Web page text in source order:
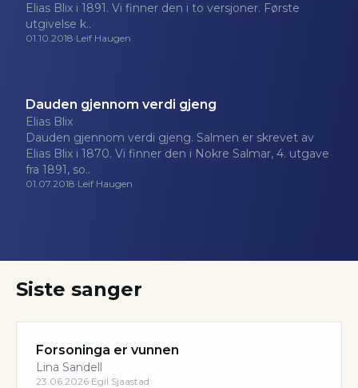
Elias Blix i 1891. Vi finner den i to versjoner. Første
utgivelse k..
01.10.2018·Leif Haugen
Dauden gjennom verdi gjeng
Elias Blix
Dauden gjennom verdi gjeng. Salmen er skrevet av
Elias Blix i 1870. Vi finner den i Nokre Salmar, 4. utgave
fra 1891, so..
01.07.2018·Leif Haugen
Siste sanger
Forsoninga er vunnen
Lina Sandell
23.06.2026·Egil Sjaastad